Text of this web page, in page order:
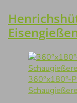
360°x180°-